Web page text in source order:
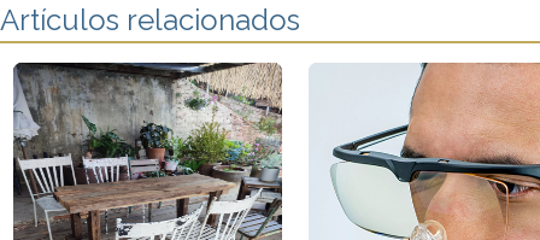
Artículos relacionados